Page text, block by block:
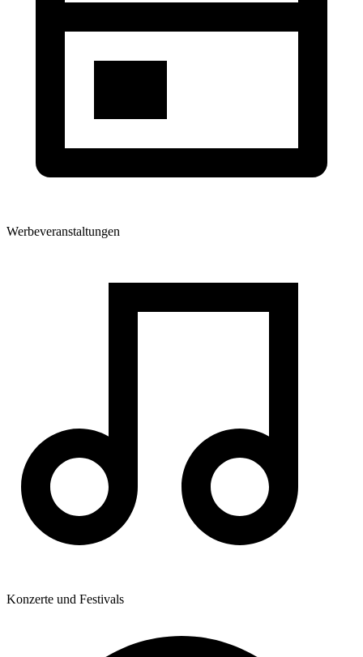
Werbeveranstaltungen
Konzerte und Festivals